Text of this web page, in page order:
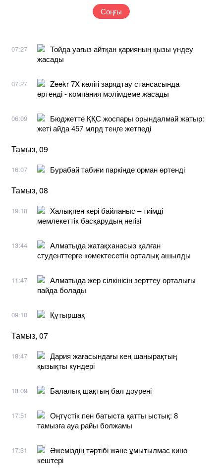
Соңғы
07:27
Тойда уағыз айтқан қарияның қызы үндеу
жасады
07:27
Zeekr 7X көлігі зарядтау стансасында
өртенді - компания мәлімдеме жасады
06:09
Бюджетте ҚҚС жоспары орындалмай жатыр:
жеті айда 457 млрд теңге жетпеді
Тамыз, 09
16:07 Бурабай табиғи паркінде орман өртенді
Тамыз, 08
19:18
Халықпен кері байланыс – тиімді
мемлекеттік басқарудың негізі
13:44
Алматыда жатақханасыз қалған
студенттерге көмектесетін орталық ашылды
11:47
Алматыда жер сілкінісін зерттеу орталығы
пайда болады
09:10 Құтыршақ
Тамыз, 07
18:47
Дария жағасындағы кең шаңырақтың
қызықты күндері
18:09 Балалық шақтың бал дәурені
17:51
Оңтүстік пен батыста қатты ыстық: 8
тамызға ауа райы болжамы
17:31
Әжеміздің тәртібі және ұмытылмас кино
кештері